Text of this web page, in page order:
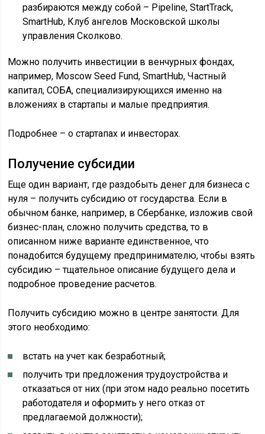
разбираются между собой – Pipeline, StartTrack,
SmartHub, Клуб ангелов Московской школы
управления Сколково.
Можно получить инвестиции в венчурных фондах,
например, Moscow Seed Fund, SmartHub, Частный
капитал, СОБА, специализирующихся именно на
вложениях в стартапы и малые предприятия.
Подробнее – о стартапах и инвесторах.
Получение субсидии
Еще один вариант, где раздобыть денег для бизнеса с
нуля – получить субсидию от государства. Если в
обычном банке, например, в Сбербанке, изложив свой
бизнес-план, сложно получить средства, то в
описанном ниже варианте единственное, что
понадобится будущему предпринимателю, чтобы взять
субсидию – тщательное описание будущего дела и
подробное проведение расчетов.
Получить субсидию можно в центре занятости. Для
этого необходимо:
встать на учет как безработный;
получить три предложения трудоустройства и
отказаться от них (при этом надо реально посетить
работодателя и оформить у него отказ от
предлагаемой должности);